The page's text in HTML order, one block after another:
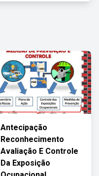
Antecipação
Reconhecimento
Avaliação E Controle
Da Exposição